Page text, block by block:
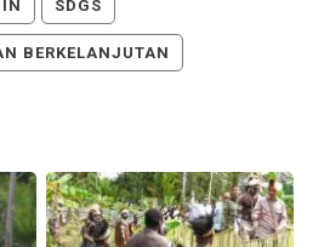
SDGS
BERKELANJUTAN